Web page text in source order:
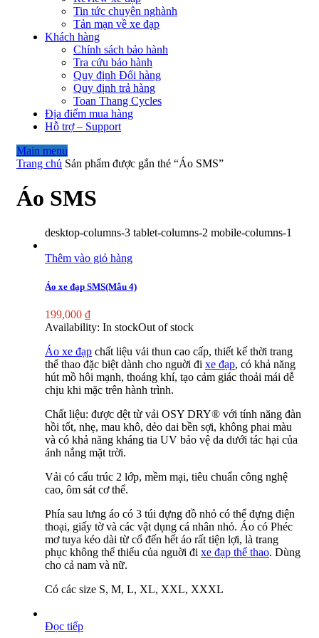
Tin tức chuyên nghành
Tản mạn về xe đạp
Khách hàng
Chính sách bảo hành
Tra cứu bảo hành
Quy định Đổi hàng
Quy định trả hàng
Toan Thang Cycles
Địa điểm mua hàng
Hỗ trợ – Support
Main menu
Trang chủ Sản phẩm được gắn thẻ “Áo SMS”
Áo SMS
desktop-columns-3 tablet-columns-2 mobile-columns-1
Thêm vào giỏ hàng
Áo xe đạp SMS(Mẫu 4)
199,000 ₫
Availability: In stockOut of stock
Áo xe đạp chất liệu vải thun cao cấp, thiết kế thời trang
thể thao đặc biệt dành cho nguời đi xe đạp, có khả năng
hút mồ hôi mạnh, thoáng khí, tạo cảm giác thoải mái dễ
chịu khi mặc trên hành trình.
Chất liệu: được dệt từ vải OSY DRY® với tính năng đàn
hồi tốt, nhẹ, mau khô, dẻo dai bền sợi, không phai màu
và có khả năng kháng tia UV bảo vệ da dưới tác hại của
ánh nắng mặt trời.
Vải có cấu trúc 2 lớp, mềm mại, tiêu chuẩn công nghệ
cao, ôm sát cơ thể.
Phía sau lưng áo có 3 túi đựng đồ nhỏ có thể đựng điện
thoại, giấy tờ và các vật dụng cá nhân nhỏ. Áo có Phéc
mơ tuya kéo dài từ cổ đến hết áo rất tiện lợi, là trang
phục không thể thiếu của nguời đi xe đạp thể thao. Dùng
cho cả nam và nữ.
Có các size S, M, L, XL, XXL, XXXL
Đọc tiếp